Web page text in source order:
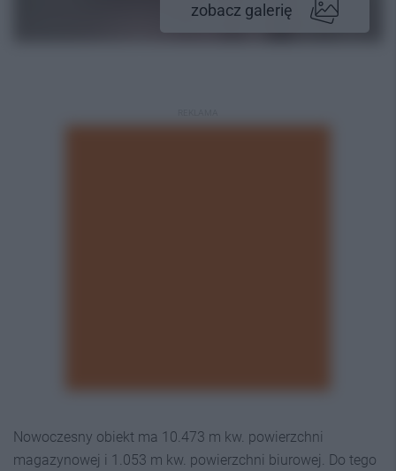
zobacz galerię
Nowoczesny obiekt ma 10.473 m kw. powierzchni
magazynowej i 1.053 m kw. powierzchni biurowej. Do tego